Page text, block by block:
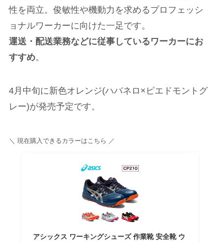
性を両立。俊敏性や機動力を求めるプロフェッシ
ョナルワーカーに向けた一足です。
運送・配送業務などに従事しているワーカーにお
すすめ。
4月中旬に新色オレンジ(ハバネロ×ピエドモントグ
レー)が発売予定です。
＼ 現在購入できるカラーはこちら ／
アシックス ワーキングシューズ 作業靴 安全靴 ウ